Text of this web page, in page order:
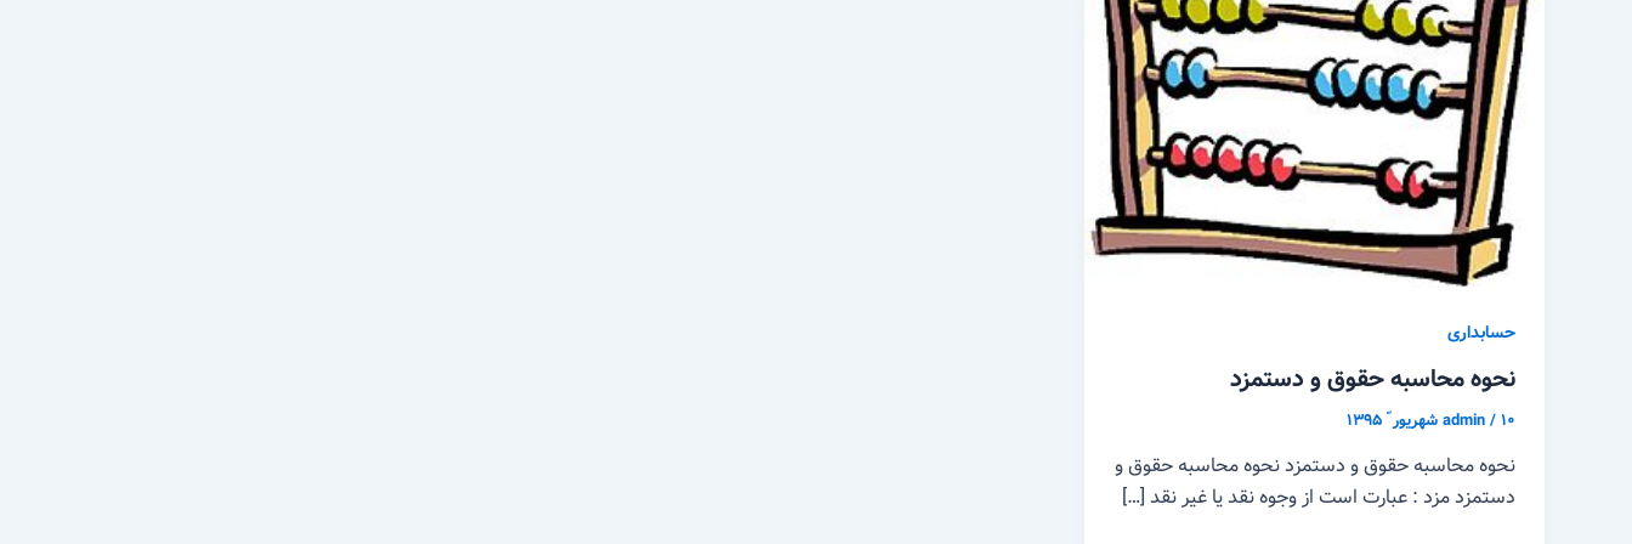
حسابداری
نحوه محاسبه حقوق و دستمزد
admin/۱۰ شهریور ّ ۱۳۹۵
نحوه محاسبه حقوق و دستمزد نحوه محاسبه حقوق و
دستمزد مزد : عبارت است از وجوه نقد یا غیر نقد […]